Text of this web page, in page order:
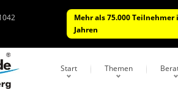
Mehr als 75.000 Teilnehmer
Jahren
Start Themen